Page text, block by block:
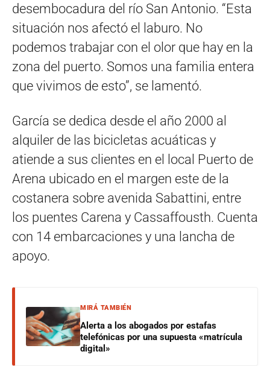
desembocadura del río San Antonio. “Esta
situación nos afectó el laburo. No
podemos trabajar con el olor que hay en la
zona del puerto. Somos una familia entera
que vivimos de esto”, se lamentó.
García se dedica desde el año 2000 al
alquiler de las bicicletas acuáticas y
atiende a sus clientes en el local Puerto de
Arena ubicado en el margen este de la
costanera sobre avenida Sabattini, entre
los puentes Carena y Cassaffousth. Cuenta
con 14 embarcaciones y una lancha de
apoyo.
MIRÁ TAMBIÉN
Alerta a los abogados por estafas
telefónicas por una supuesta «matrícula
digital»